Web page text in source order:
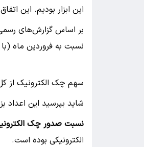
این ابزار بودیم. این
نسبت به فروردین ماه (با ۳۰۳ هزار و ۲۶۸ فقره)، رشدی خیره‌کننده به میزان ۱۹۳ درصد را نشان می‌دهد.
سهم چک الکترونیک از کل
شاید بپرسید این
نسبت صدور چک
الکترونیکی بوده است.